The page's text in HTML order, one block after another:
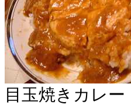
目玉焼きカレー